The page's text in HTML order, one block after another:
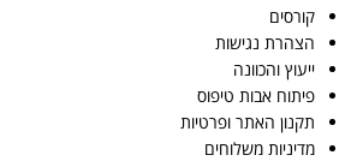
קורסים
הצהרת נגישות
ייעוץ והכוונה
פיתוח אבות טיפוס
תקנון האתר ופרטיות
מדיניות משלוחים